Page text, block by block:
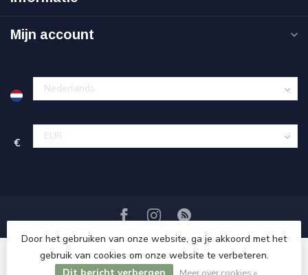
Mijn account
€
© Copyright 2026 Sweet Living Shop
Door het gebruiken van onze website, ga je akkoord met het
gebruik van cookies om onze website te verbeteren.
Meer over cookies »